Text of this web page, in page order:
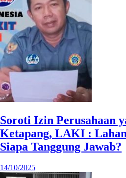
Soroti Izin Perusahaan
Ketapang, LAKI :
Siapa Tanggung Jawab?
14/10/2025